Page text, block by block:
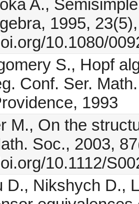
A.,
1995,
10.1080/
S., Hopf
Conf. Ser.
1993
M., On the
Soc., 2003,
10.1112/
D., Nikshych D.,